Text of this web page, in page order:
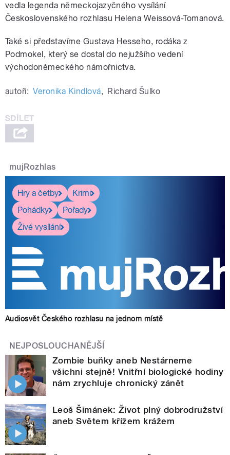
vedla legenda německojazyčného vysílání
Československého rozhlasu Helena Weissová-Tomanová.
Také si představíme Gustava Hesseho, rodáka z
Podmokel, který se dostal do nejužšího vedení
východoněmeckého námořnictva.
autoři: Veronika Kindlová, Richard Šulko
mujRozhlas
Hry a četby
Krimi
Pohádky
Pořady
Živé vysílání
Audiosvět Českého rozhlasu na jednom místě
NEJPOSLOUCHANĚJŠÍ
Zombie buňky aneb Nestárneme
všichni stejně! Vnitřní biologické hodiny
nám zrychluje chronický zánět
Leoš Šimánek: Život plný dobrodružství
aneb Světem křížem krážem